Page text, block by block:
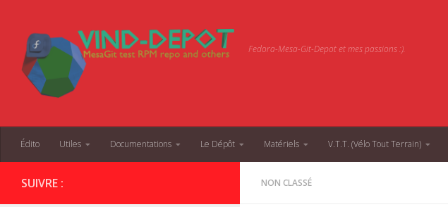
Fedora-Mesa-Git-Depot et mes passions :).
Édito Utiles Documentations Le Dépôt Matériels V.T.T. (Vélo Tout Terrain)
NON CLASSÉ
SUIVRE :